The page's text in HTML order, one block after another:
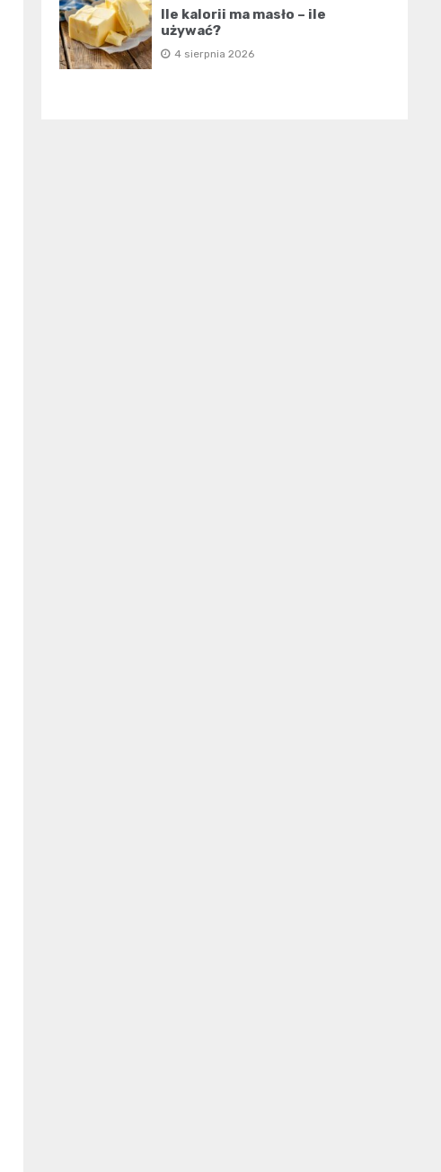
Ile kalorii ma masło – ile
używać?
4 sierpnia 2026